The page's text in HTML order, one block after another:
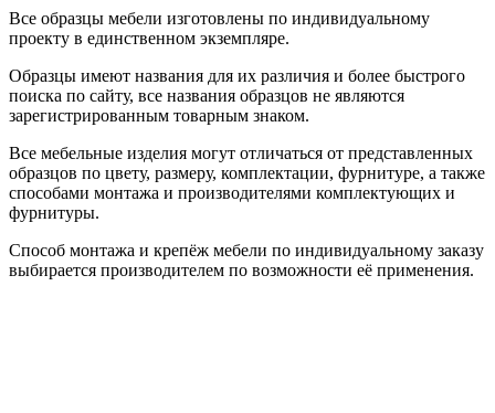
Все образцы мебели изготовлены по индивидуальному
проекту в единственном экземпляре.
Образцы имеют названия для их различия и более быстрого
поиска по сайту, все названия образцов не являются
зарегистрированным товарным знаком.
Все мебельные изделия могут отличаться от представленных
образцов по цвету, размеру, комплектации, фурнитуре, а также
способами монтажа и производителями комплектующих и
фурнитуры.
Способ монтажа и крепёж мебели по индивидуальному заказу
выбирается производителем по возможности её применения.